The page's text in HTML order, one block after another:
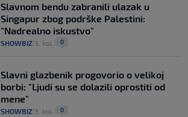
Slavnom bendu zabranili ulazak u
Singapur zbog podrške Palestini:
"Nadrealno iskustvo"
SHOWBIZ 3. kol. 0
Slavni glazbenik progovorio o velikoj
borbi: "Ljudi su se dolazili oprostiti od
mene"
SHOWBIZ 3. kol. 0